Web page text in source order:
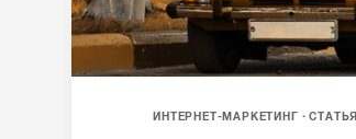
ИНТЕРНЕТ-МАРКЕТИНГ СТАТЬЯ